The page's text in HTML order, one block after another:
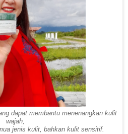
dapat membantu menenangkan kulit
wajah,
jenis kulit, bahkan kulit sensitif.